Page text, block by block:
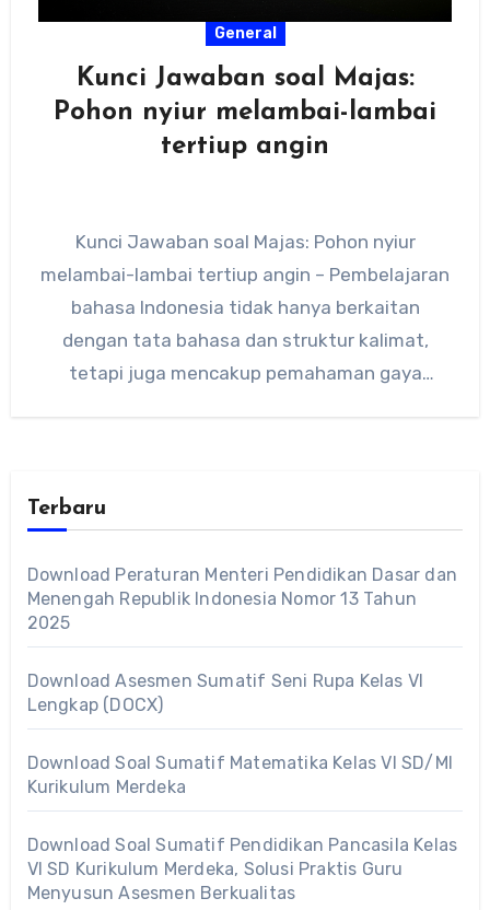
General
Kunci Jawaban soal Majas:
Pohon nyiur melambai-lambai
tertiup angin
Kunci Jawaban soal Majas: Pohon nyiur
melambai-lambai tertiup angin – Pembelajaran
bahasa Indonesia tidak hanya berkaitan
dengan tata bahasa dan struktur kalimat,
tetapi juga mencakup pemahaman gaya
Terbaru
Download Peraturan Menteri Pendidikan Dasar dan
Menengah Republik Indonesia Nomor 13 Tahun
2025
Download Asesmen Sumatif Seni Rupa Kelas VI
Lengkap (DOCX)
Download Soal Sumatif Matematika Kelas VI SD/MI
Kurikulum Merdeka
Download Soal Sumatif Pendidikan Pancasila Kelas
VI SD Kurikulum Merdeka, Solusi Praktis Guru
Menyusun Asesmen Berkualitas